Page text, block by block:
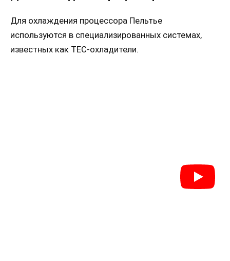
Для охлаждения процессора Пельтье
используются в специализированных системах,
известных как TEC-охладители.